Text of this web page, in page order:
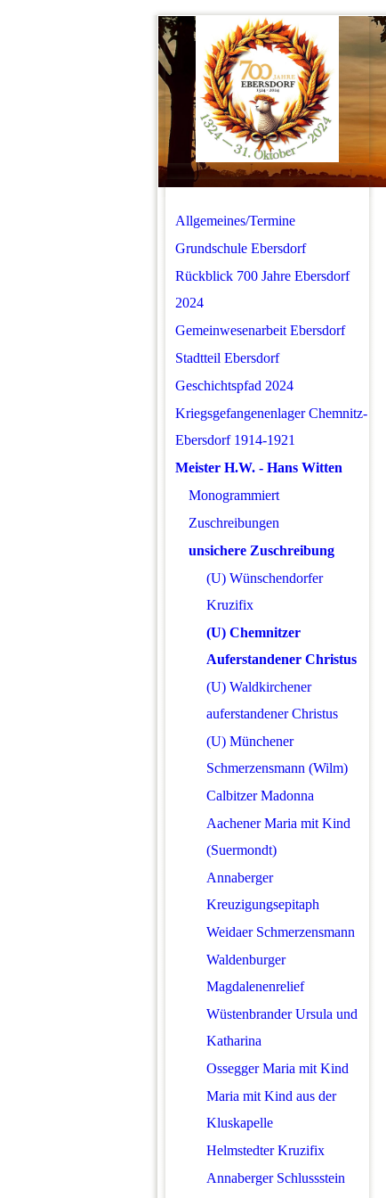
Allgemeines/Termine
Grundschule Ebersdorf
Rückblick 700 Jahre Ebersdorf
2024
Gemeinwesenarbeit Ebersdorf
Stadtteil Ebersdorf
Geschichtspfad 2024
Kriegsgefangenenlager Chemnitz-
Ebersdorf 1914-1921
Meister H.W. - Hans Witten
Monogrammiert
Zuschreibungen
unsichere Zuschreibung
(U) Wünschendorfer
Kruzifix
(U) Chemnitzer
Auferstandener Christus
(U) Waldkirchener
auferstandener Christus
(U) Münchener
Schmerzensmann (Wilm)
Calbitzer Madonna
Aachener Maria mit Kind
(Suermondt)
Annaberger
Kreuzigungsepitaph
Weidaer Schmerzensmann
Waldenburger
Magdalenenrelief
Wüstenbrander Ursula und
Katharina
Ossegger Maria mit Kind
Maria mit Kind aus der
Kluskapelle
Helmstedter Kruzifix
Annaberger Schlussstein